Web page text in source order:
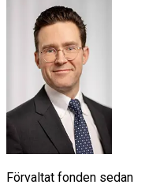
Förvaltat fonden sedan